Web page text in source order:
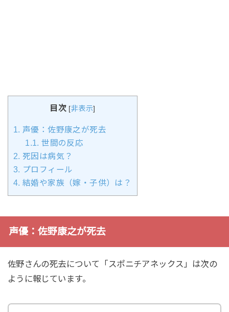
目次 [非表示]
1. 声優：佐野康之が死去
1.1. 世間の反応
2. 死因は病気？
3. プロフィール
4. 結婚や家族（嫁・子供）は？
声優：佐野康之が死去
佐野さんの死去について「スポニチアネックス」は次の
ように報じています。